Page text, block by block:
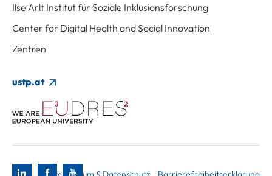
Ilse Arlt Institut für Soziale Inklusionsforschung
Center for Digital Health and Social Innovation
Zentren
ustp.at